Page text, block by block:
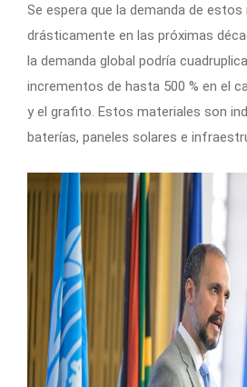
Se espera que la demanda de
drásticamente en las próximas
la demanda global podría
incrementos de hasta 500 % en el
y el grafito. Estos materiales son
baterías, paneles solares e